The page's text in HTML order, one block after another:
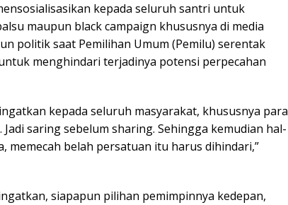
kepada seluruh santri untuk
maupun black campaign khususnya di media
politik saat Pemilihan Umum (Pemilu) serentak
menghindari terjadinya potensi perpecahan
kepada seluruh masyarakat, khususnya para
saring sebelum sharing. Sehingga kemudian hal-
memecah belah persatuan itu harus dihindari,”
siapapun pilihan pemimpinnya kedepan,